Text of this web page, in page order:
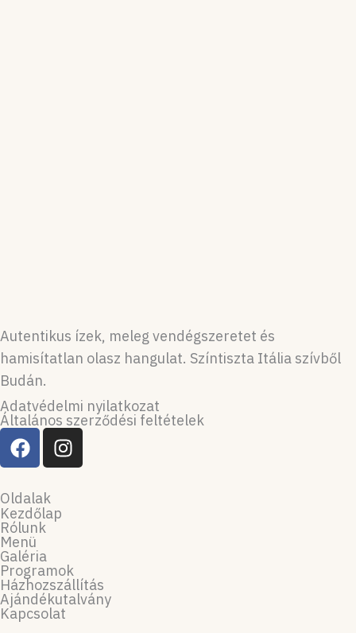
Autentikus ízek, meleg vendégszeretet és
hamisítatlan olasz hangulat. Színtiszta Itália szívből
Budán.
Adatvédelmi nyilatkozat
Általános szerződési feltételek
F
a
c
e
b
o
o
k
I
n
s
a
m
Oldalak
Kezdőlap
Rólunk
Menü
Galéria
Programok
Házhozszállítás
Ajándékutalvány
Kapcsolat